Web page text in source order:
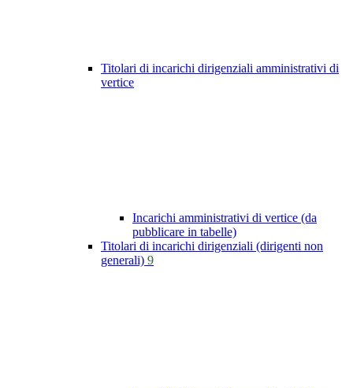
Titolari di incarichi dirigenziali amministrativi di
vertice
Incarichi amministrativi di vertice (da
pubblicare in tabelle)
Titolari di incarichi dirigenziali (dirigenti non
generali) 9